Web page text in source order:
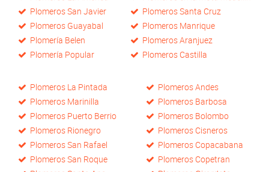
Plomeros Santa Cruz
Plomeros Manrique
Plomeros Aranjuez
Plomeros Castilla
Plomeros San Javier
Plomeros Guayabal
Plomería Belen
Plomería Popular
Plomeros Andes
Plomeros Barbosa
Plomeros Bolombo
Plomeros Cisneros
Plomeros Copacabana
Plomeros Copetran
Plomeros La Pintada
Plomeros Marinilla
Plomeros Puerto Berrio
Plomeros Rionegro
Plomeros San Rafael
Plomeros San Roque